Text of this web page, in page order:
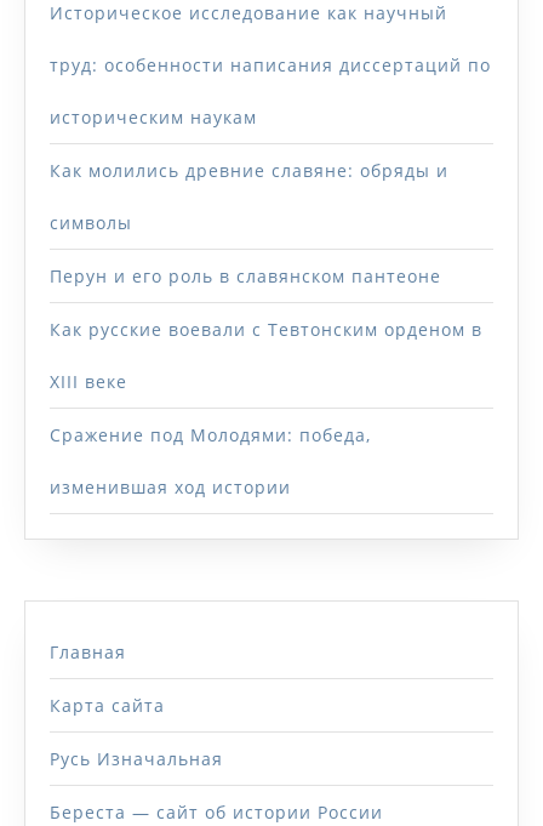
Историческое исследование как научный
труд: особенности написания диссертаций по
историческим наукам
Как молились древние славяне: обряды и
символы
Перун и его роль в славянском пантеоне
Как русские воевали с Тевтонским орденом в
XIII веке
Сражение под Молодями: победа,
изменившая ход истории
Главная
Карта сайта
Русь Изначальная
Береста — сайт об истории России